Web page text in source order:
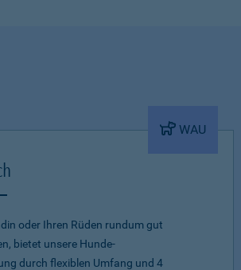
WAU
oder Ihren Rüden rundum gut
bietet unsere Hunde-
durch flexiblen Umfang und 4